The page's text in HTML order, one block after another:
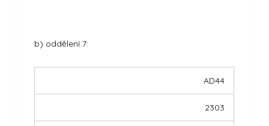
b) oddělení 7:
AD44
2303